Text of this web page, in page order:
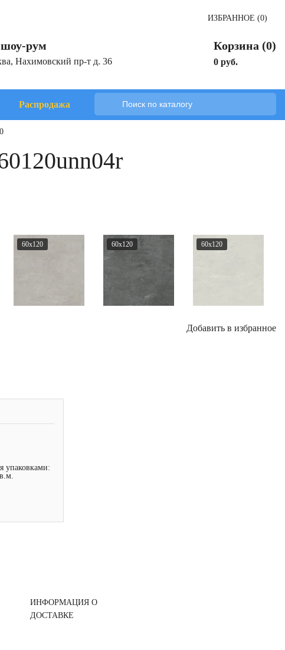
ИЗБРАННОЕ (0)
рум
Нахимовский пр-т д. 36
Корзина (0)
0 руб.
Распродажа
60x120 60x120 60x120
Добавить в избранное
упаковками:
ИНФОРМАЦИЯ О
ДОСТАВКЕ